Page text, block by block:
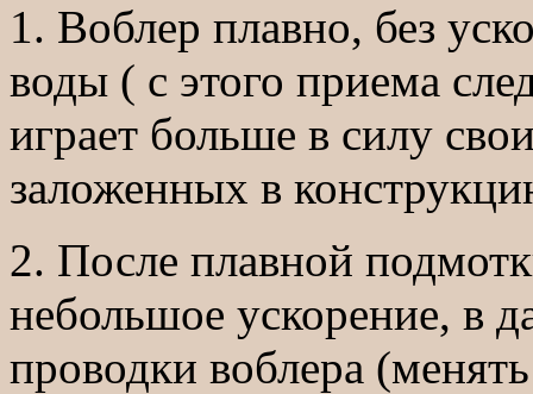
1. Воблер плавно, без
воды ( с этого приема
играет больше в силу
заложенных в
2. После плавной
небольшое ускорение, в
проводки воблера